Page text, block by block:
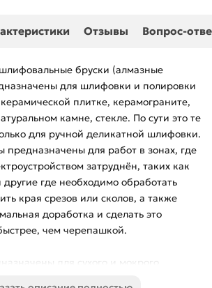
Отзывы Вопрос-
бруски (алмазные
для шлифовки и полировки
плитке, керамограните,
камне, стекле. По сути это те
для ручной деликатной шлифовки.
для работ в зонах, где
затруднён, таких как
другие где необходимо обработать
края срезов или сколов, а также
доработка и сделать это
чем черепашкой.
для сухого и мокрого